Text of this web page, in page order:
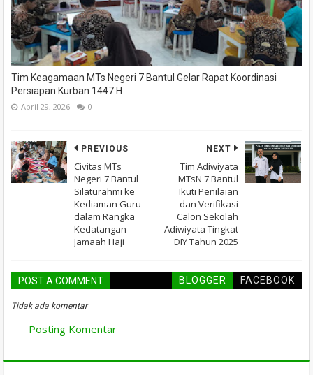
Tim Keagamaan MTs Negeri 7 Bantul Gelar Rapat Koordinasi
Persiapan Kurban 1447 H
April 29, 2026 0
NEXT
Tim Adiwiyata
MTsN 7 Bantul
Ikuti Penilaian
dan Verifikasi
Calon Sekolah
Adiwiyata Tingkat
DIY Tahun 2025
PREVIOUS
Civitas MTs
Negeri 7 Bantul
Silaturahmi ke
Kediaman Guru
dalam Rangka
Kedatangan
Jamaah Haji
POST A COMMENT BLOGGER FACEBOOK
Tidak ada komentar
Posting Komentar